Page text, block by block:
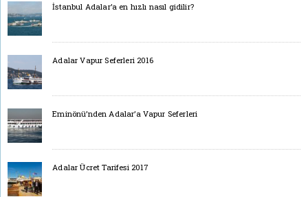
İstanbul Adalar’a en hızlı nasıl gidilir?
Adalar Vapur Seferleri 2016
Eminönü’nden Adalar’a Vapur Seferleri
Adalar Ücret Tarifesi 2017